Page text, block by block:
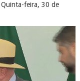
feira, 30 de